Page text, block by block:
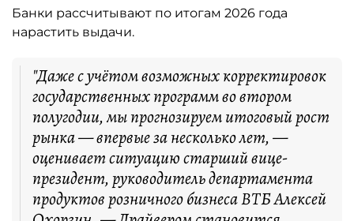
Банки рассчитывают по итогам 2026 года
нарастить выдачи.
"Даже с учётом возможных корректировок
государственных программ во втором
полугодии, мы прогнозируем итоговый рост
рынка — впервые за несколько лет, —
оценивает ситуацию старший вице-
президент, руководитель департамента
продуктов розничного бизнеса ВТБ Алексей